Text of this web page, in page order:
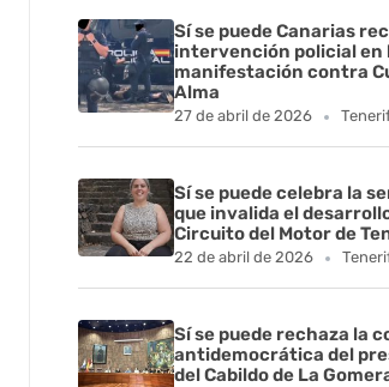
Sí se puede Canarias
intervención policial en
manifestación contra
Alma
27 de abril de 2026
Sí se puede celebra la
que invalida el
Circuito del Motor de
22 de abril de 2026
Sí se puede rechaza la
antidemocrática del
del Cabildo de La